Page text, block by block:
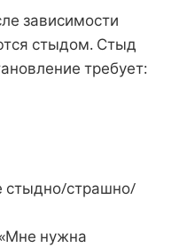
зависимости
стыдом. Стыд
требует:
стыдно/страшно/
нужна